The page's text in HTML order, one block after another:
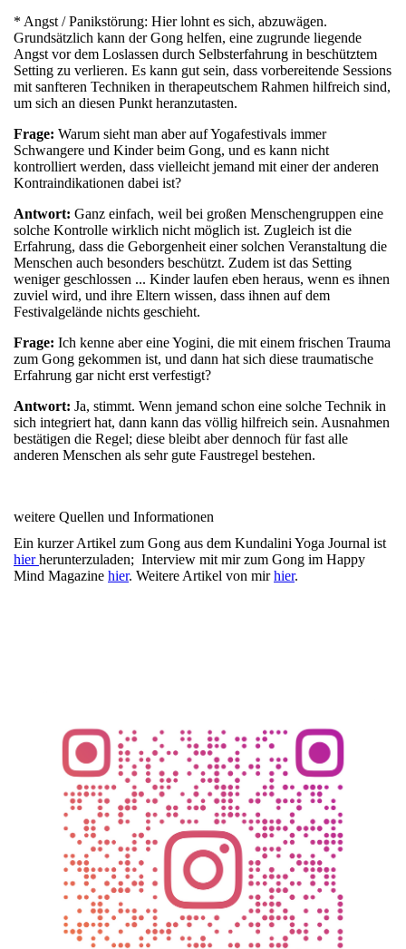
* Angst / Panikstörung: Hier lohnt es sich, abzuwägen.
Grundsätzlich kann der Gong helfen, eine zugrunde liegende
Angst vor dem Loslassen durch Selbsterfahrung in beschütztem
Setting zu verlieren. Es kann gut sein, dass vorbereitende Sessions
mit sanfteren Techniken in therapeutschem Rahmen hilfreich sind,
um sich an diesen Punkt heranzutasten.
Frage: Warum sieht man aber auf Yogafestivals immer
Schwangere und Kinder beim Gong, und es kann nicht
kontrolliert werden, dass vielleicht jemand mit einer der anderen
Kontraindikationen dabei ist?
Antwort: Ganz einfach, weil bei großen Menschengruppen eine
solche Kontrolle wirklich nicht möglich ist. Zugleich ist die
Erfahrung, dass die Geborgenheit einer solchen Veranstaltung die
Menschen auch besonders beschützt. Zudem ist das Setting
weniger geschlossen ... Kinder laufen eben heraus, wenn es ihnen
zuviel wird, und ihre Eltern wissen, dass ihnen auf dem
Festivalgelände nichts geschieht.
Frage: Ich kenne aber eine Yogini, die mit einem frischen Trauma
zum Gong gekommen ist, und dann hat sich diese traumatische
Erfahrung gar nicht erst verfestigt?
Antwort: Ja, stimmt. Wenn jemand schon eine solche Technik in
sich integriert hat, dann kann das völlig hilfreich sein. Ausnahmen
bestätigen die Regel; diese bleibt aber dennoch für fast alle
anderen Menschen als sehr gute Faustregel bestehen.
weitere Quellen und Informationen
Ein kurzer Artikel zum Gong aus dem Kundalini Yoga Journal ist
hier herunterzuladen; Interview mit mir zum Gong im Happy
Mind Magazine hier. Weitere Artikel von mirhier.